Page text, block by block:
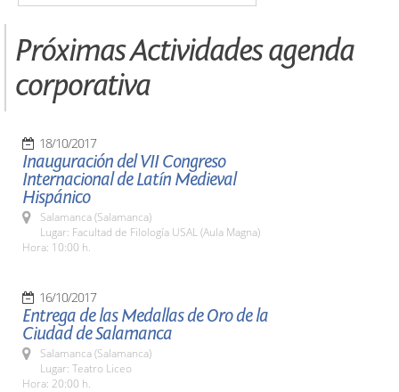
Próximas Actividades agenda
corporativa
18/10/2017
Inauguración del VII Congreso
Internacional de Latín Medieval
Hispánico
Salamanca (Salamanca)
Lugar: Facultad de Filología USAL (Aula Magna)
Hora: 10:00 h.
16/10/2017
Entrega de las Medallas de Oro de la
Ciudad de Salamanca
Salamanca (Salamanca)
Lugar: Teatro Liceo
Hora: 20:00 h.